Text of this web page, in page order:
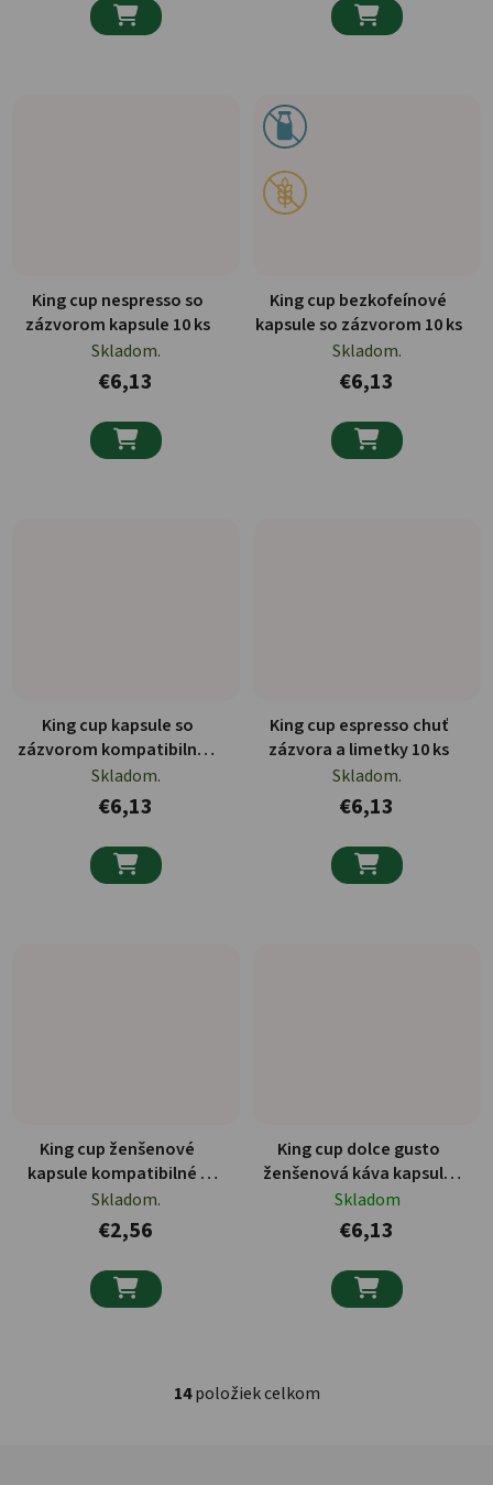
 
King cup nespresso so
zázvorom kapsule 10 ks
Skladom.
€6,13

King cup bezkofeínové
kapsule so zázvorom 10 ks
Skladom.
€6,13

King cup kapsule so
zázvorom kompatibilné s
nespresso 10 ks
Skladom.
€6,13

King cup espresso chuť
zázvora a limetky 10 ks
Skladom.
€6,13

King cup ženšenové
kapsule kompatibilné s
dolce gusto 10 ks
Skladom.
€2,56

King cup dolce gusto
ženšenová káva kapsule
10 ks
Skladom
€6,13

Ovládacie prvky výpisu
14položiek celkom